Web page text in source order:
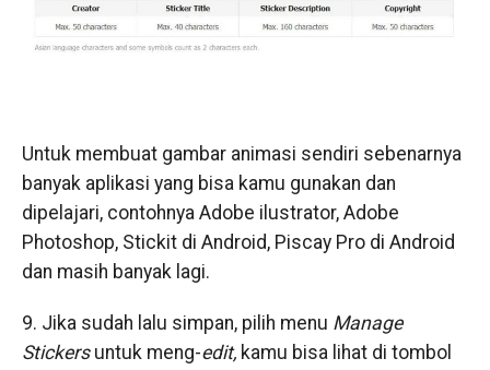
Untuk membuat gambar animasi sendiri sebenarnya
banyak aplikasi yang bisa kamu gunakan dan
dipelajari, contohnya Adobe ilustrator, Adobe
Photoshop, Stickit di Android, Piscay Pro di Android
dan masih banyak lagi.
9. Jika sudah lalu simpan, pilih menu Manage
Stickersuntuk meng-edit,kamu bisa lihat di tombol